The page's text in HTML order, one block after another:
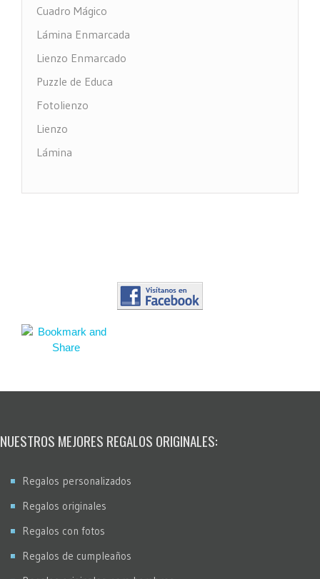
Cuadro Mágico
Lámina Enmarcada
Lienzo Enmarcado
Puzzle de Educa
Fotolienzo
Lienzo
Lámina
NUESTROS MEJORES REGALOS ORIGINALES:
Regalos personalizados
Regalos originales
Regalos con fotos
Regalos de cumpleaños